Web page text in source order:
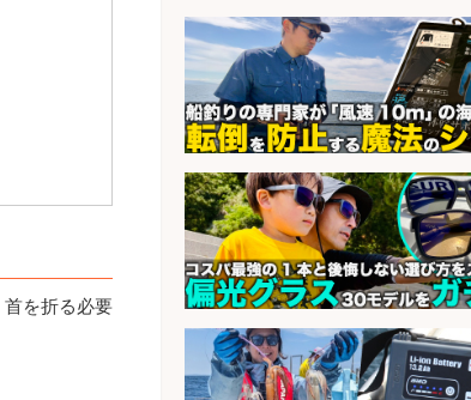
を折る必要
sponsored by 求
さかな専門学校の教員 教員
要/水産業界の知識と経験を
会社名
学校法人水野学園日本さ
門学校
sponsored by 求
精肉・青果・鮮魚販売/「志
市」「時給1,150円〜」志布
辺でお魚のカットや商品の陳
ッフ/未経験歓迎×残業少なめ